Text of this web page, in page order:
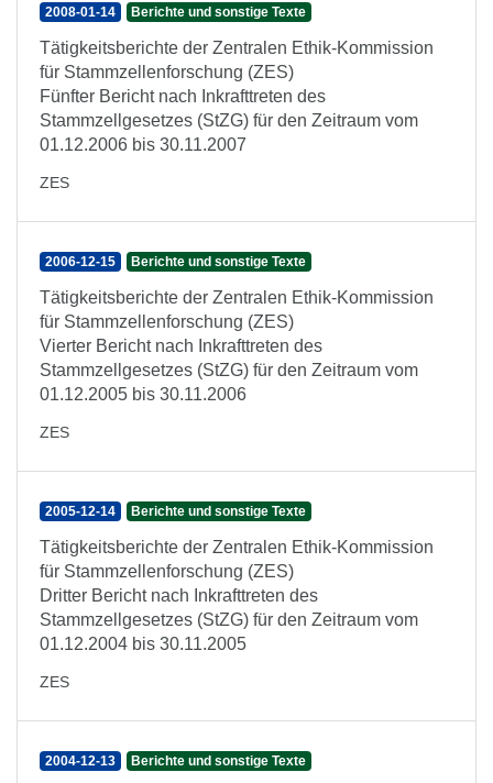
2008-01-14 Berichte und sonstige Texte
Tätigkeitsberichte der Zentralen Ethik-Kommission
für Stammzellenforschung (ZES)
Fünfter Bericht nach Inkrafttreten des
Stammzellgesetzes (StZG) für den Zeitraum vom
01.12.2006 bis 30.11.2007
ZES
2006-12-15 Berichte und sonstige Texte
Tätigkeitsberichte der Zentralen Ethik-Kommission
für Stammzellenforschung (ZES)
Vierter Bericht nach Inkrafttreten des
Stammzellgesetzes (StZG) für den Zeitraum vom
01.12.2005 bis 30.11.2006
ZES
2005-12-14 Berichte und sonstige Texte
Tätigkeitsberichte der Zentralen Ethik-Kommission
für Stammzellenforschung (ZES)
Dritter Bericht nach Inkrafttreten des
Stammzellgesetzes (StZG) für den Zeitraum vom
01.12.2004 bis 30.11.2005
ZES
2004-12-13 Berichte und sonstige Texte